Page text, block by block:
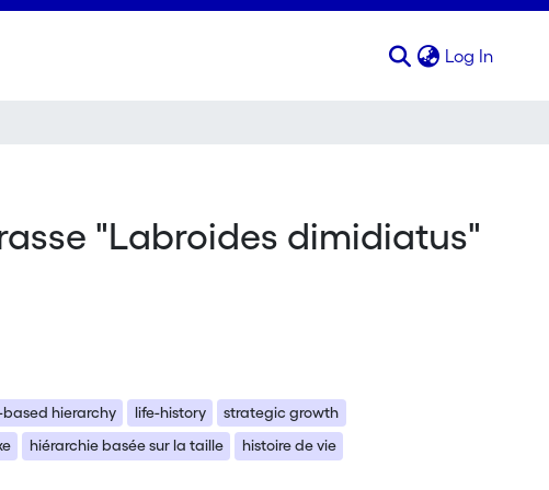
Log In
"Labroides dimidiatus"
based hierarchy life-history
strategic growth
hiérarchie basée sur la taille
histoire de vie